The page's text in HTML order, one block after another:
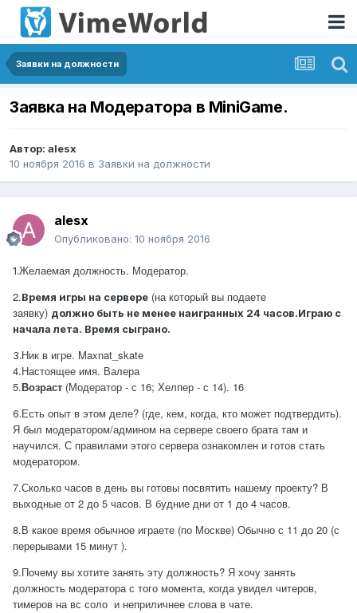
Заявки на должности
Заявка на Модератора в MiniGame.
Автор: alesx
10 ноября 2016 в Заявки на должности
alesx
Опубликовано: 10 ноября 2016
1.Желаемая должность. Модератор.
2.Время игры на сервере (на который вы подаете
заявку) должно быть не менее наигранных 24 часов.Играю с
начала лета. Время сыграно.
3.Ник в игре. Maxnat_skate
4.Настоящее имя. Валера
5.Возраст (Модератор - с 16; Хелпер - с 14). 16
6.Есть опыт в этом деле? (где, кем, когда, кто может подтвердить).
Я был модератором/админом на сервере своего брата там и
научился. С правилами этого сервера ознакомлен и готов стать
модератором.
7.Сколько часов в день вы готовы посвятить нашему проекту? В
выходные от 2 до 5 часов. В будние дни от 1 до 4 часов.
8.В какое время обычное играете (по Москве) Обычно с 11 до 20 (с
перерывами 15 минут ).
9.Почему вы хотите занять эту должность? Я хочу занять
должность модератора с того момента, когда увидел читеров,
тимеров на вс соло и неприличнее слова в чате.